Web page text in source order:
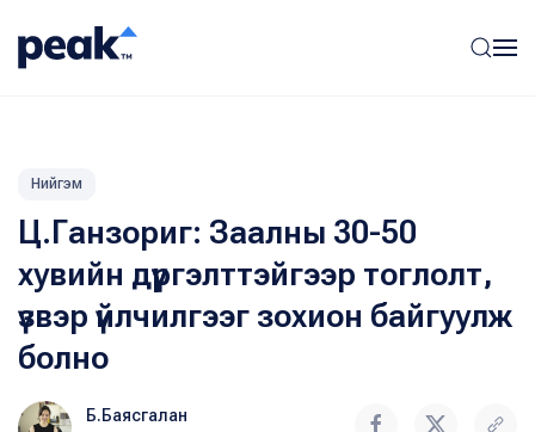
Нийгэм
Ц.Ганзориг: Заалны 30-50
хувийн дүүргэлттэйгээр тоглолт,
үзвэр үйлчилгээг зохион байгуулж
болно
Б.Баясгалан